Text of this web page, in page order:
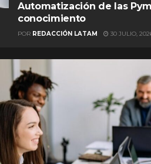
Automatización de las
conocimiento
POR REDACCIÓN LATAM 30 JULIO,